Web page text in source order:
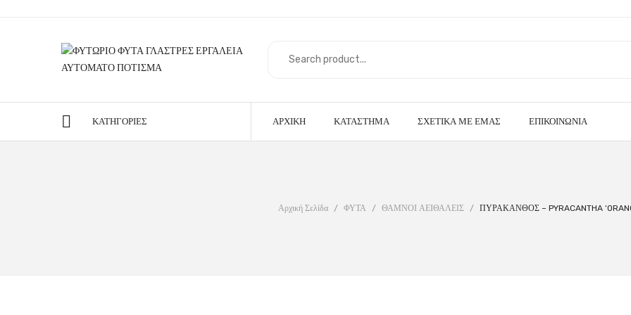
ΚΑΤΗΓΟΡΊΕΣ ΑΡΧΙΚΉ ΚΑΤΆΣΤΗΜΑ ΣΧΕΤΙΚΆ ΜΕ ΕΜΆΣ ΕΠΙΚΟΙΝΩΝΊΑ
Αρχική Σελίδα / ΦΥΤΑ / ΘΑΜΝΟΙ ΑΕΙΘΑΛΕΙΣ / ΠΥΡΑΚΑΝΘΟΣ – PYRACANTHA